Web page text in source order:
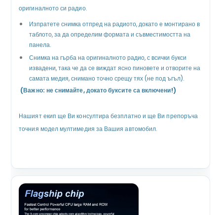
оригиналното си радио.
Изпратете снимка отпред на радиото, докато е монтирано в
таблото, за да определим формата и съвместимостта на
панела.
Снимка на гърба на оригиналното радио, с всички букси
извадени, така че да се виждат ясно пиновете и отворите на
самата медия, снимано точно срещу тях (не под ъгъл).
(Важно: не снимайте, докато буксите са включени!)
Нашият екип ще Ви консултира безплатно и ще Ви препоръча
точния модел мултимедия за Вашия автомобил.